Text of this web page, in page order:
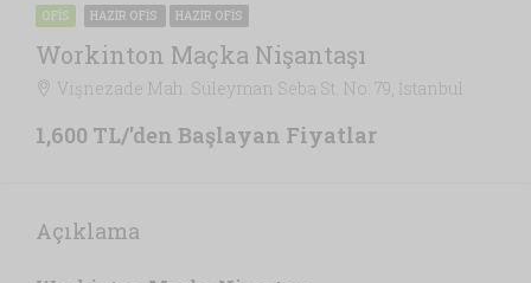
OFIS HAZIR OFIS HAZIR OFIS
Workinton Maçka Nişantaşı
Vişnezade Mah. Süleyman Seba St. No: 79, İstanbul
1,600 TL/'den Başlayan Fiyatlar
Açıklama